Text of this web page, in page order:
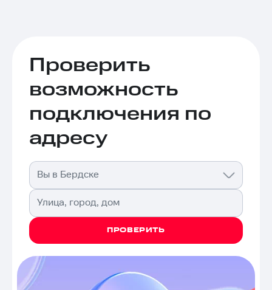
Проверить
возможность
подключения по
адресу
Вы в Бердске
Улица, город, дом
ПРОВЕРИТЬ